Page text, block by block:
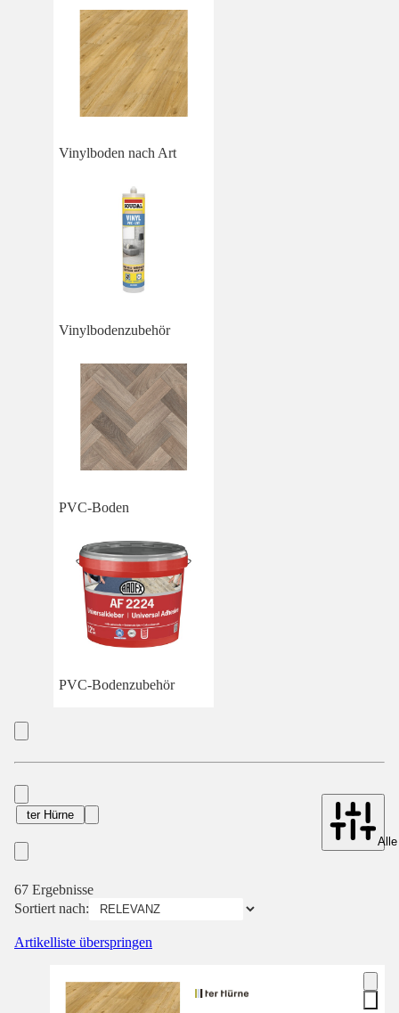
Vinylboden nach Art
Vinylbodenzubehör
PVC-Boden
PVC-Bodenzubehör
ter Hürne
67 Ergebnisse
Sortiert nach:
Artikelliste überspringen